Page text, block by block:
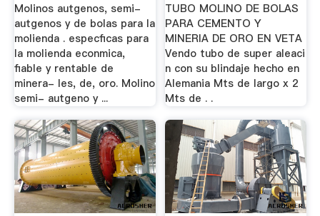
Molinos autgenos, semi-
autgenos y de bolas para la
molienda . especficas para
la molienda econmica,
fiable y rentable de
minera- les, de, oro. Molino
semi- autgeno y ...
TUBO MOLINO DE BOLAS
PARA CEMENTO Y
MINERIA DE ORO EN VETA
Vendo tubo de super aleaci
n con su blindaje hecho en
Alemania Mts de largo x 2
Mts de . .